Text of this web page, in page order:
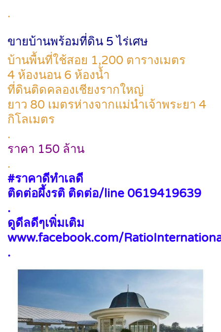
.
ขายบ้านพร้อมที่ดิน 5 ไร่เศษ
บ้านพื้นที่ใช้สอย 1,200 ตารางเมตร
4 ห้องนอน 6 ห้องน้ำ
ที่ดินติดคลองเชียงรากใหญ่
ยาว 80 เมตรห่างจากแม่นำเจ้าพระยา 4
กิโลเมตร
.
ราคา 150 ล้าน
.
#ราคาดีทำเลดี
ติดต่อผึ้งรติ ติดต่อ/line 0619419639
.
ดูดีลดีๆเพิ่มเติม
www.facebook.com/
.